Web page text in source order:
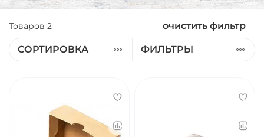
Товаров 2 очистить фильтр
СОРТИРОВКА ФИЛЬТРЫ